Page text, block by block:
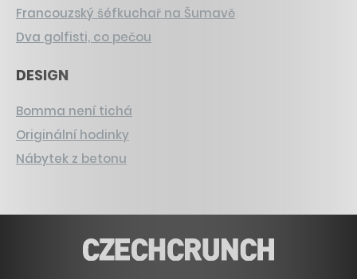
Francouzský šéfkuchař na Šumavě
Dva golfisti, co pečou
DESIGN
Bomma není tichá
Originální hodinky
Nábytek z betonu